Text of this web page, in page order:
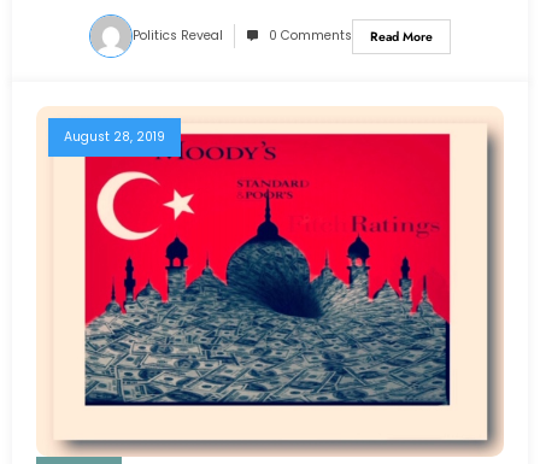
Politics Reveal 0 Comments Read More
August 28, 2019